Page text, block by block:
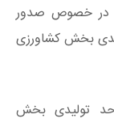
در خصوص صدور
بخش کشاورزی
کرد: تاکنون محصول ۲۱ واحد تولیدی بخش